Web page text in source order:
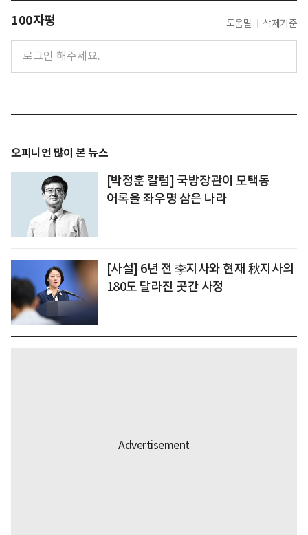
100자평 도움말 삭제기준
오피니언 많이 본 뉴스
[박정훈 칼럼] 국방장관이 모택동
어록을 좌우명 삼은 나라
[사설] 6년 전 李지사와 현재 秋지사의
180도 달라진 곳간 사정